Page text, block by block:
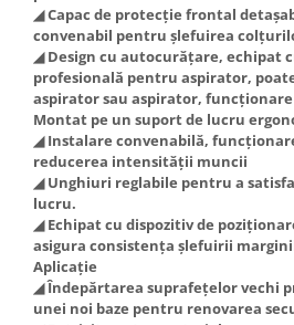
◢ Capac de protecție frontal
convenabil pentru șlefuirea
◢ Design cu autocurățare, echipat
profesională pentru aspirator,
aspirator sau aspirator,
Montat pe un suport de lucru
◢ Instalare convenabilă,
reducerea intensității muncii
◢ Unghiuri reglabile pentru a
lucru.
◢ Echipat cu dispozitiv de
asigura consistența șlefuirii
Aplicație
◢ Îndepărtarea suprafețelor vechi
unei noi baze pentru renovarea